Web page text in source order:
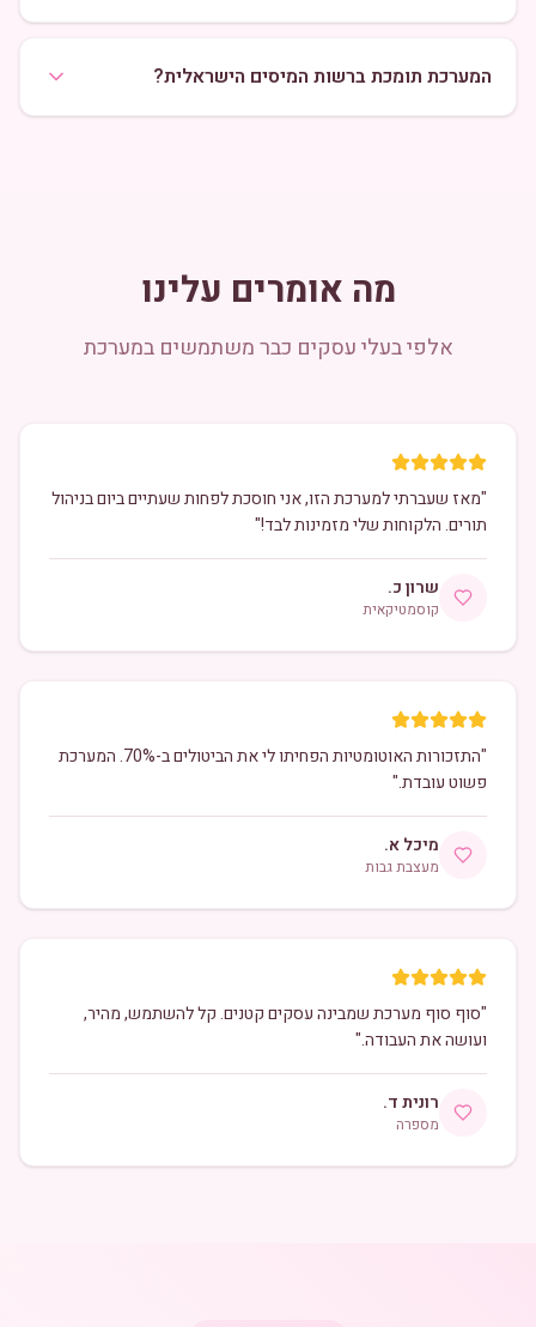
המערכת תומכת ברשות המיסים הישראלית?
מה אומרים עלינו
אלפי בעלי עסקים כבר משתמשים במערכת
"מאז שעברתי למערכת הזו, אני חוסכת לפחות שעתיים ביום בניהול
תורים. הלקוחות שלי מזמינות לבד!"
שרון כ.
קוסמטיקאית
"
התזכורות האוטומטיות הפחיתו לי את הביטולים ב-70%. המערכת
פשוט עובדת."
מיכל א.
מעצבת גבות
"סוף סוף מערכת שמבינה עסקים קטנים. קל להשתמש, מהיר,
ועושה את העבודה."
רונית ד.
מספרה